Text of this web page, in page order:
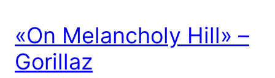
«On Melancholy Hill» –
Gorillaz